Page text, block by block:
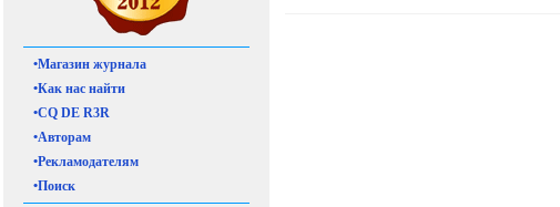
•Магазин журнала
•Как нас найти
•CQ DE R3R
•Авторам
•Рекламодателям
•Поиск